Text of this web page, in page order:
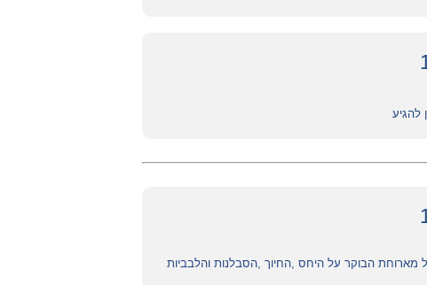
להגיע
מארוחת הבוקר על היחס ,החיוך ,הסבלנות והלבביות